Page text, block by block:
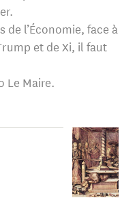
publiques et
ayant eu la
sept années
de l’Économie, face à
et de Xi, il faut
Le Maire.